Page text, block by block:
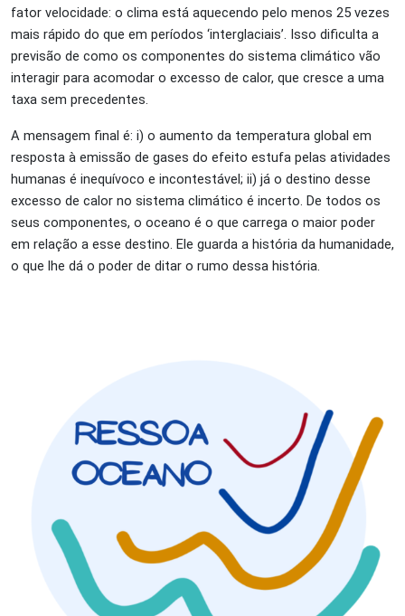
fator velocidade: o clima está aquecendo pelo menos 25 vezes
mais rápido do que em períodos ‘interglaciais’. Isso dificulta a
previsão de como os componentes do sistema climático vão
interagir para acomodar o excesso de calor, que cresce a uma
taxa sem precedentes.
A mensagem final é: i) o aumento da temperatura global em
resposta à emissão de gases do efeito estufa pelas atividades
humanas é inequívoco e incontestável; ii) já o destino desse
excesso de calor no sistema climático é incerto. De todos os
seus componentes, o oceano é o que carrega o maior poder
em relação a esse destino. Ele guarda a história da humanidade,
o que lhe dá o poder de ditar o rumo dessa história.